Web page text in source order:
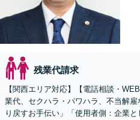
残業代請求
【関西エリア対応】【電話相談・
業代、セクハラ・パワハラ、不当解
り戻すお手伝い」「使用者側：企業